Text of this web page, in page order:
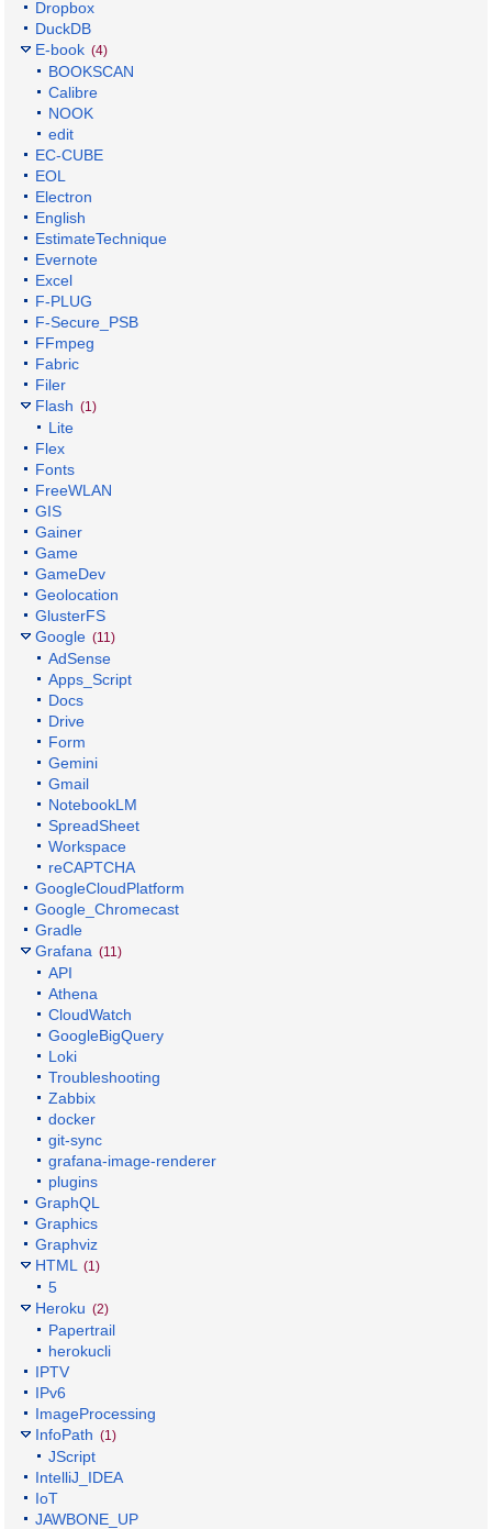
Dropbox
DuckDB
E-book (4)
BOOKSCAN
Calibre
NOOK
edit
EC-CUBE
EOL
Electron
English
EstimateTechnique
Evernote
Excel
F-PLUG
F-Secure_PSB
FFmpeg
Fabric
Filer
Flash (1)
Lite
Flex
Fonts
FreeWLAN
GIS
Gainer
Game
GameDev
Geolocation
GlusterFS
Google (11)
AdSense
Apps_Script
Docs
Drive
Form
Gemini
Gmail
NotebookLM
SpreadSheet
Workspace
reCAPTCHA
GoogleCloudPlatform
Google_Chromecast
Gradle
Grafana (11)
API
Athena
CloudWatch
GoogleBigQuery
Loki
Troubleshooting
Zabbix
docker
git-sync
grafana-image-renderer
plugins
GraphQL
Graphics
Graphviz
HTML
(1)
5
Heroku (2)
Papertrail
herokucli
IPTV
IPv6
ImageProcessing
InfoPath (1)
JScript
IntelliJ_IDEA
IoT
JAWBONE_UP